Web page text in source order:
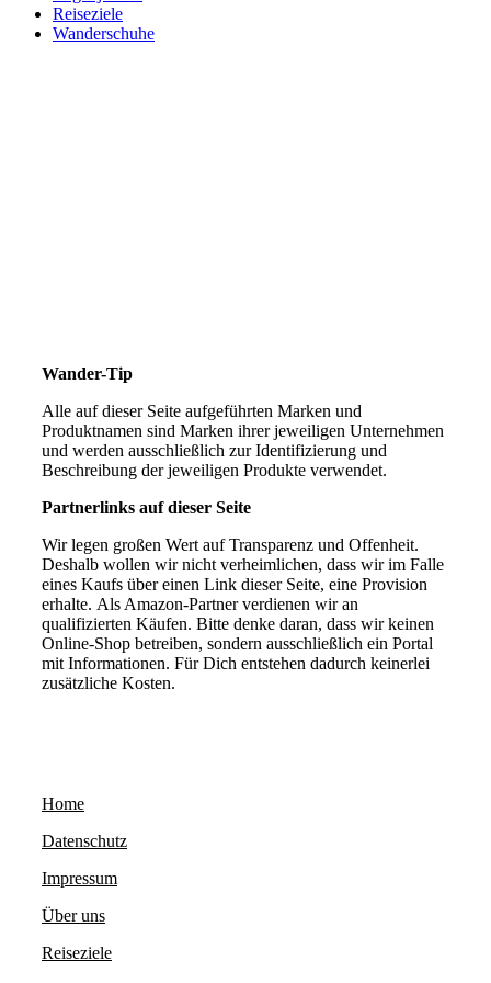
Reiseziele
Wanderschuhe
Wander-Tip
Alle auf dieser Seite aufgeführten Marken und
Produktnamen sind Marken ihrer jeweiligen Unternehmen
und werden ausschließlich zur Identifizierung und
Beschreibung der jeweiligen Produkte verwendet.
Partnerlinks auf dieser Seite
Wir legen großen Wert auf Transparenz und Offenheit.
Deshalb wollen wir nicht verheimlichen, dass wir im Falle
eines Kaufs über einen Link dieser Seite, eine Provision
erhalte. Als Amazon-Partner verdienen wir an
qualifizierten Käufen. Bitte denke daran, dass wir keinen
Online-Shop betreiben, sondern ausschließlich ein Portal
mit Informationen. Für Dich entstehen dadurch keinerlei
zusätzliche Kosten.
Home
Datenschutz
Impressum
Über uns
Reiseziele